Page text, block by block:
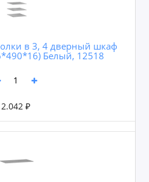
в 3, 4 дверный шкаф
Белый, 12518
2.042 ₽